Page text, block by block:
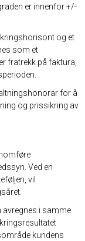
er innenfor +/-
og et
som et
fratrekk på faktura,
for å
og prissikring av
Ved en
vil
i samme
kundens